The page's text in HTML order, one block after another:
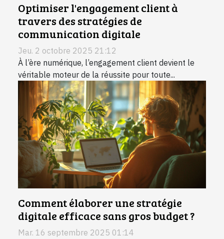
Optimiser l'engagement client à
travers des stratégies de
communication digitale
Jeu. 2 octobre 2025 21:12
À l’ère numérique, l’engagement client devient le
véritable moteur de la réussite pour toute...
Comment élaborer une stratégie
digitale efficace sans gros budget ?
Mar. 16 septembre 2025 01:14